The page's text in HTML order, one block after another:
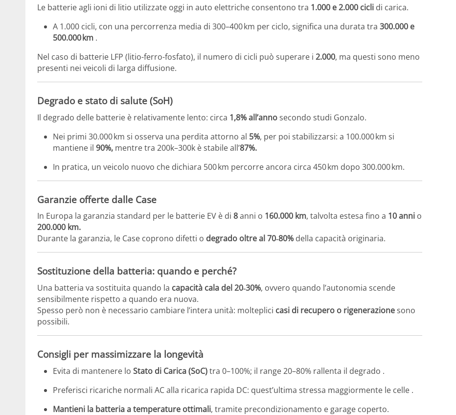
Le batterie agli ioni di litio utilizzate oggi in auto elettriche consentono tra 1.000 e 2.000 cicli di carica.
A 1.000 cicli, con una percorrenza media di 300–400 km per ciclo, significa una durata tra 300.000 e
500.000 km .
Nel caso di batterie LFP (litio-ferro-fosfato), il numero di cicli può superare i 2.000, ma questi sono meno
presenti nei veicoli di larga diffusione.
Degrado e stato di salute (SoH)
Il degrado delle batterie è relativamente lento: circa 1,8% all’annosecondo studi Gonzalo.
Nei primi 30.000 km si osserva una perdita attorno al 5%, per poi stabilizzarsi: a 100.000 km si
mantiene il 90%, mentre tra 200k–300k è stabile all’87%.
In pratica, un veicolo nuovo che dichiara 500 km percorre ancora circa 450 km dopo 300.000 km.
Garanzie offerte dalle Case
In Europa la garanzia standard per le batterie EV è di 8anni o 160.000 km, talvolta estesa fino a 10 anni o
200.000 km.
Durante la garanzia, le Case coprono difetti o degrado oltre al 70‑80% della capacità originaria.
Sostituzione della batteria: quando e perché?
Una batteria va sostituita quando la capacità cala del 20‑30%, ovvero quando l’autonomia scende
sensibilmente rispetto a quando era nuova.
Spesso però non è necessario cambiare l’intera unità: molteplici casi di recupero o rigenerazionesono
possibili.
Consigli per massimizzare la longevità
Evita di mantenere lo Stato di Carica (SoC)tra 0–100%; il range 20–80% rallenta il degrado .
Preferisci ricariche normali AC alla ricarica rapida DC: quest’ultima stressa maggiormente le celle .
Mantieni la batteria a temperature ottimali, tramite precondizionamento e garage coperto.